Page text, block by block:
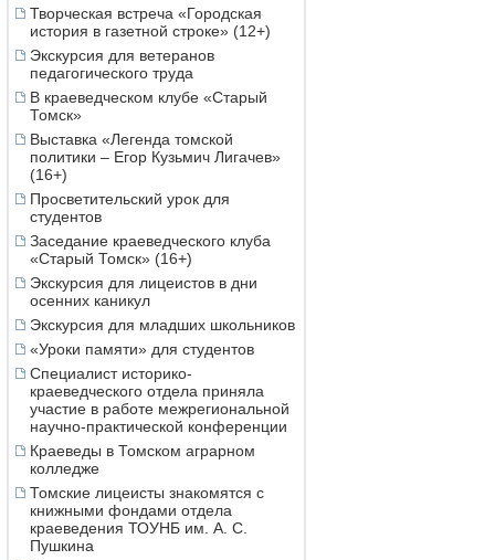
Творческая встреча «Городская
история в газетной строке» (12+)
Экскурсия для ветеранов
педагогического труда
В краеведческом клубе «Старый
Томск»
Выставка «Легенда томской
политики – Егор Кузьмич Лигачев»
(16+)
Просветительский урок для
студентов
Заседание краеведческого клуба
«Старый Томск» (16+)
Экскурсия для лицеистов в дни
осенних каникул
Экскурсия для младших школьников
«Уроки памяти» для студентов
Специалист историко-
краеведческого отдела приняла
участие в работе межрегиональной
научно-практической конференции
Краеведы в Томском аграрном
колледже
Томские лицеисты знакомятся с
книжными фондами отдела
краеведения ТОУНБ им. А. С.
Пушкина